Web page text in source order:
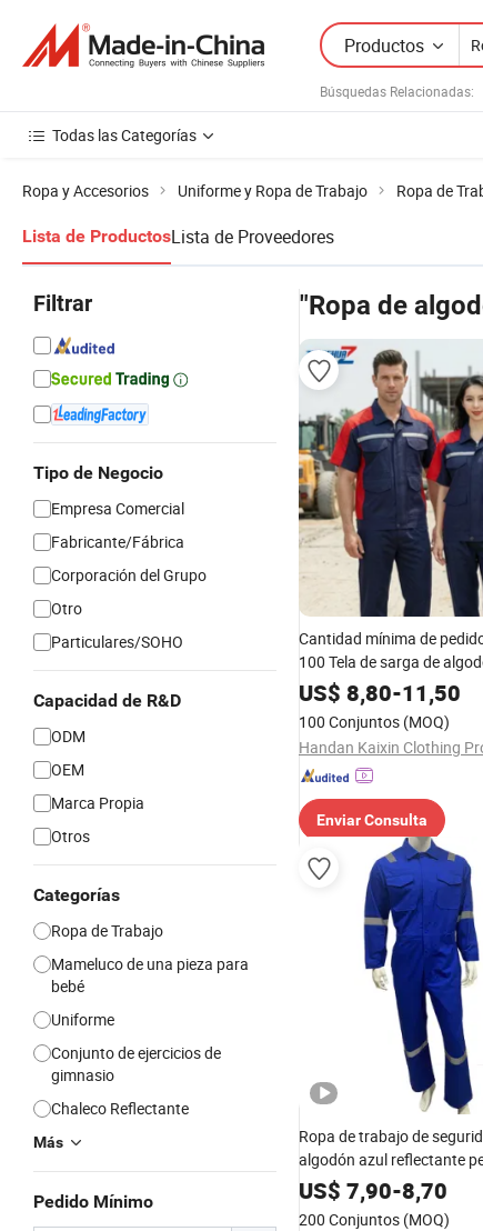
Productos
Búsquedas Relacionadas:
Todas las Categorías
Ropa y Accesorios Uniforme y Ropa de Trabajo Ropa de
Lista de ProductosLista de Proveedores
Filtrar
Tipo de Negocio
Empresa Comercial
Fabricante/Fábrica
Corporación del Grupo
Otro
Particulares/SOHO
Capacidad de R&D
ODM
OEM
Marca Propia
Otros
Categorías
Ropa de Trabajo
Mameluco de una pieza para
bebé
Uniforme
Conjunto de ejercicios de
gimnasio
Chaleco Reflectante
Más
Pedido Mínimo
"Ropa de
Cantidad mínima de
100 Tela de sarga de
reflectante para ropa de
verano de manga corta
Fabricación electrónica de
US$ 8,80-11,50
100 Conjuntos (MOQ)
Enviar Consulta
Ropa de trabajo de
algodón azul reflectante
de alta calidad
US$ 7,90-8,70
200 Conjuntos (MOQ)